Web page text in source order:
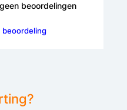
beoordelingen
beoordeling